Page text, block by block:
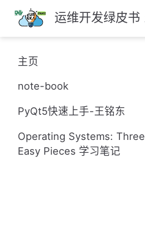
跳
至
主
要
內
运维开发绿皮书
主页
note-book
PyQt5快速上手-王铭东
Operating Systems: Three
Easy Pieces 学习笔记